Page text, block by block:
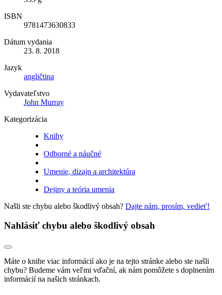
ISBN
9781473630833
Dátum vydania
23. 8. 2018
Jazyk
angličtina
Vydavateľstvo
John Murray
Kategorizácia
Knihy
Odborné a náučné
Umenie, dizajn a architektúra
Dejiny a teória umenia
Našli ste chybu alebo škodlivý obsah? Dajte nám, prosím, vedieť!
Nahlásiť chybu alebo škodlivý obsah
Máte o knihe viac informácií ako je na tejto stránke alebo ste našli
chybu? Budeme vám veľmi vďační, ak nám pomôžete s doplnením
informácií na našich stránkach.